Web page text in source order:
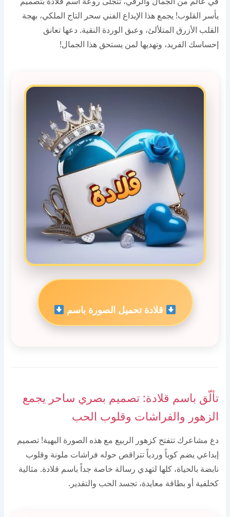
يأسر القلوب! يجمع هذا الإبداع الفني سحر التاج الملكي، بهجة
القلب الأزرق المتلألئ، وعبق الوردة النقية. دعها تعانق
إحساسك الفريد، وتهديها لمن يستحق هذا الجمال!
قلادة تحميل الصورة باسم
تألّق باسم قلادة: تصميم بصري ساحر يجمع
الزهور والفراشات وقلوب الحب
دع مشاعرك تتفتح كزهور الربيع مع هذه الصورة البهية! تصميم
إبداعي يضم كوباً وردياً تتراقص حوله فراشات ملونة وقلوب
نابضة بالحياة، كلها لتهدي رسالة خاصة جداً باسم قلادة. مثالية
كخلفية أو بطاقة معايدة، تجسد الحب والتقدير.